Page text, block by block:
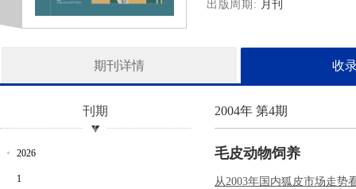
出版周期 月刊
期刊详情 收
刊期
2026
1
2004年 第4期
毛皮动物饲养
从2003年国内狐皮市场走势